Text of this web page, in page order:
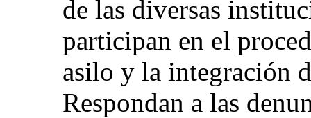
de las diversas
participan en el
asilo y la integración
Respondan a las